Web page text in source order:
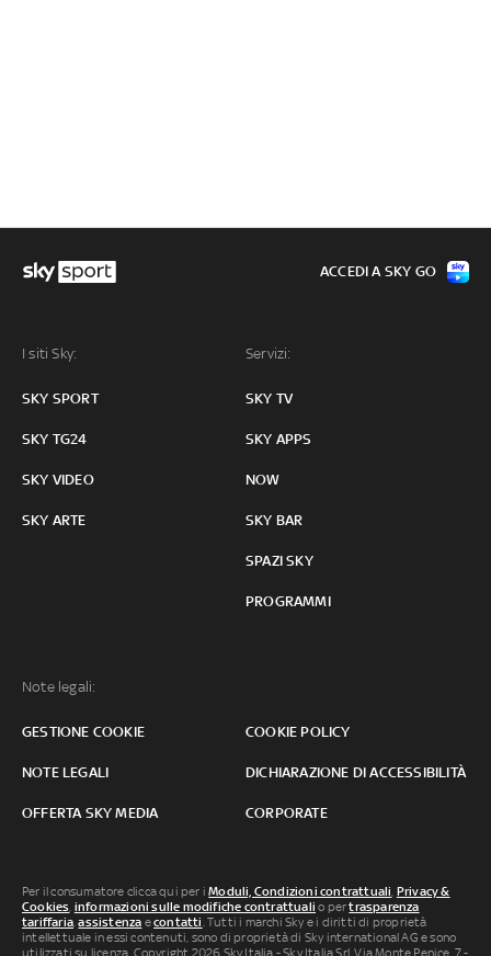
I siti Sky:
SKY SPORT
SKY TG24
SKY VIDEO
SKY ARTE
Servizi:
SKY TV
SKY APPS
NOW
SKY BAR
SPAZI SKY
PROGRAMMI
Note legali:
GESTIONE COOKIE COOKIE POLICY
NOTE LEGALI DICHIARAZIONE DI ACCESSIBILITÀ
OFFERTA SKY MEDIA CORPORATE
ACCEDI A SKY GO
Per il consumatore clicca qui per iModuli, Condizioni contrattuali Privacy &
Cookies informazioni sulle modifiche contrattuali o pertrasparenza
tariffaria ,assistenza econtatti . Tutti i marchi Sky e i diritti di proprietà
intellettuale in essi contenuti, sono di proprietà di Sky international AG e sono
utilizzati su licenza. Copyright 2026 Sky Italia - Sky Italia Srl Via Monte Penice, 7 -